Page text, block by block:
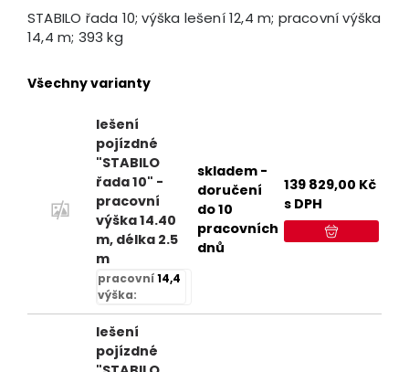
STABILO řada 10; výška lešení 12,4 m; pracovní výška
14,4 m; 393 kg
Všechny varianty
lešení
pojízdné
"STABILO
řada 10" -
pracovní
výška 14.40
m, délka 2.5
m
pracovní
výška:
14,4
skladem -
doručení
do 10
pracovních
dnů
139 829,00 Kč
s DPH
lešení
pojízdné